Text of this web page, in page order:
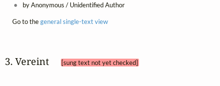
by Anonymous / Unidentified Author
Go to thegeneral single-text view
3. Vereint [sung text not yet checked]